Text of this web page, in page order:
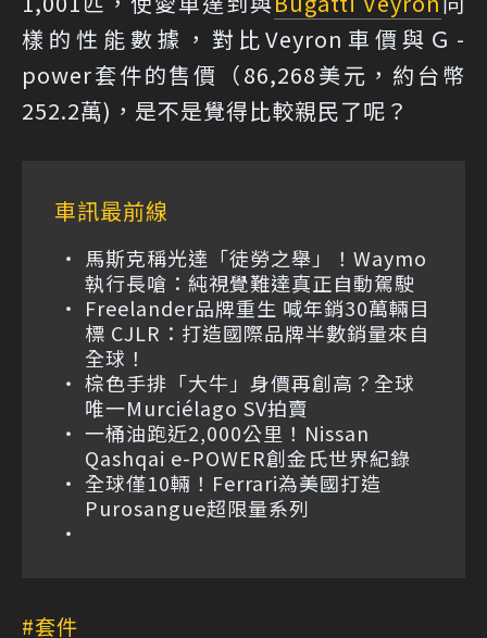
樣的性能數據，對比Veyron車價與Ｇ-
power套件的售價（86,268美元，約台幣
252.2萬)，是不是覺得比較親民了呢？
車訊最前線
馬斯克稱光達「徒勞之舉」！Waymo
執行長嗆：純視覺難達真正自動駕駛
Freelander品牌重生 喊年銷30萬輛目
標 CJLR：打造國際品牌半數銷量來自
全球！
棕色手排「大牛」身價再創高？全球
唯一Murciélago SV拍賣
一桶油跑近2,000公里！Nissan
Qashqai e-POWER創金氏世界紀錄
全球僅10輛！Ferrari為美國打造
Purosangue超限量系列
套件